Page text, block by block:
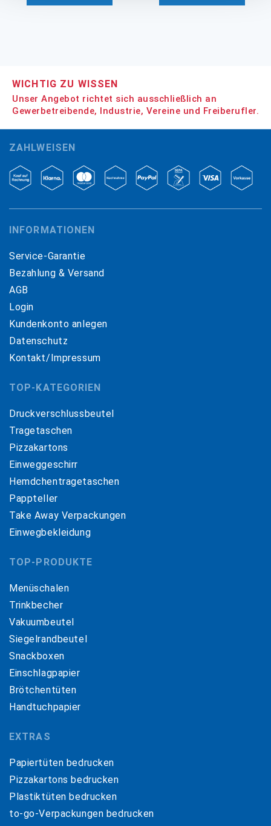
WICHTIG ZU WISSEN
Unser Angebot richtet sich ausschließlich an
Gewerbetreibende, Industrie, Vereine und Freiberufler.
ZAHLWEISEN
INFORMATIONEN
Service-Garantie
Bezahlung & Versand
AGB
Login
Kundenkonto anlegen
Datenschutz
Kontakt/Impressum
TOP-KATEGORIEN
Druckverschlussbeutel
Tragetaschen
Pizzakartons
Einweggeschirr
Hemdchentragetaschen
Pappteller
Take Away Verpackungen
Einwegbekleidung
TOP-PRODUKTE
Menüschalen
Trinkbecher
Vakuumbeutel
Siegelrandbeutel
Snackboxen
Einschlagpapier
Brötchentüten
Handtuchpapier
EXTRAS
Papiertüten bedrucken
Pizzakartons bedrucken
Plastiktüten bedrucken
to-go-Verpackungen bedrucken